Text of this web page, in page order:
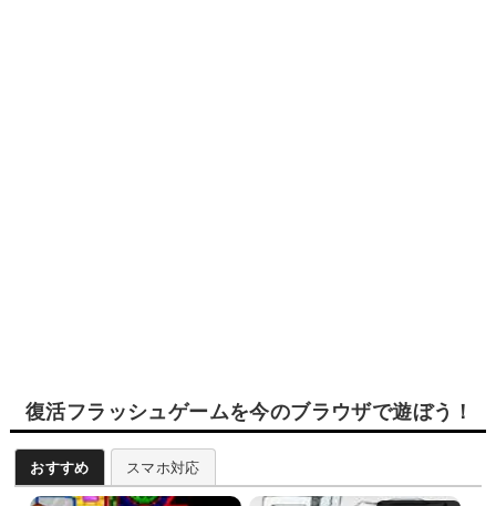
復活フラッシュゲームを今のブラウザで遊ぼう！
おすすめ スマホ対応